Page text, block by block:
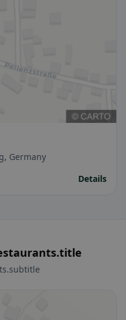
Germany
Details